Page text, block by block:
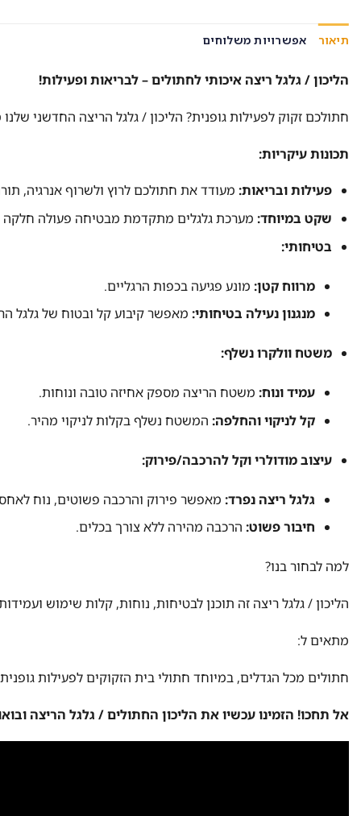
תיאור אפשרויות משלוחים
הליכון / גלגל ריצה איכותי לחתולים – לבריאות ופעילות!
חתולכם זקוק לפעילות גופנית? הליכון / גלגל הריצה החדשני
תכונות עיקריות:
פעילות ובריאות:מעודד את חתולכם לרוץ ולשרוף אנרגיה,
שקט במיוחד:מערכת גלגלים מתקדמת מבטיחה פעולה חלקה
בטיחותי:
מרווח קטן:מונע פגיעה בכפות הרגליים.
מנגנון נעילה בטיחותי:מאפשר קיבוע קל ובטוח של גלגל
משטח וולקרו נשלף:
עמיד ונוח:משטח הריצה מספק אחיזה טובה ונוחות.
קל לניקוי והחלפה:המשטח נשלף בקלות לניקוי מהיר.
עיצוב מודולרי וקל להרכבה/פירוק:
גלגל ריצה נפרד:מאפשר פירוק והרכבה פשוטים, נוח
חיבור פשוט:הרכבה מהירה ללא צורך בכלים.
למה לבחור בנו?
הליכון / גלגל ריצה זה תוכנן לבטיחות, נוחות, קלות שימוש
מתאים ל:
חתולים מכל הגדלים, במיוחד חתולי בית הזקוקים לפעילות
אל תחכו! הזמינו עכשיו את הליכון החתולים / גלגל הריצה